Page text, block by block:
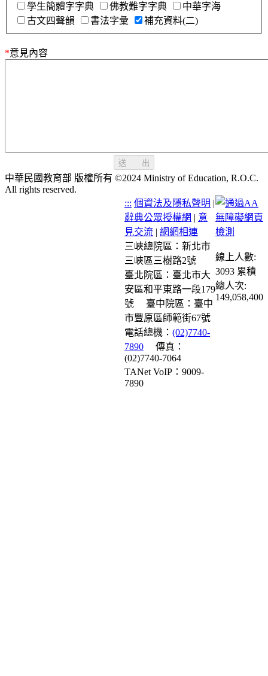
學生簡體字字典
佛教難字字典
中華字海
古文四聲韻
書法字彙 補充資料(二)
*意見內容
送 出
中華民國教育部 版權所有 ©2024 Ministry of Education, R.O.C.
All rights reserved.
::: 個資法及隱私聲明 |
辭典公眾授權網 | 意
見交流 | 網網相連
三峽總院區：新北市
三峽區三樹路2號
臺北院區：臺北市大
安區和平東路一段179
號
臺中院區：臺中
市豐原區師範街67號
電話總機： (02)7740-
7890
傳真：
(02)7740-7064
TANet VoIP：9009-
7890
線上人數:
3093 累積
總人次:
149,058,400